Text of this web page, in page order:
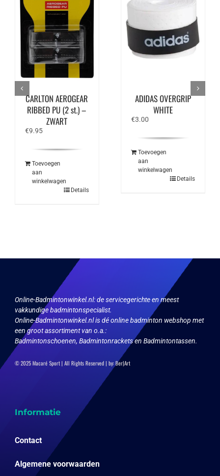
CARLTON AEROGEAR
RIBBED PU (2 st.) –
ZWART
€9.95
Toevoegen
aan
winkelwagen
Details
ADIDAS OVERGRIP
WHITE
€3.00
Toevoegen
aan
winkelwagen
Details
Online-Badmintonwinkel.nl:de servicegerichte en meest
vakkundige badmintonspecialist.
Online-Badmintonwinkel.nl is dé online badminton webshop met
een groot assortiment van o.a.:
Badmintonschoenen, Badmintonrackets en Badmintontassen.
© 2025 Macaré Sport | All Rights Reserved | by:Ber|Art
Informatie
Contact
Algemene voorwaarden